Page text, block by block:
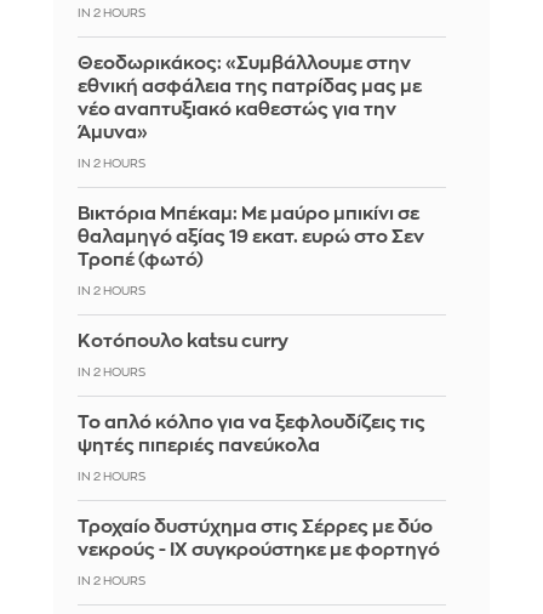
IN 2 HOURS
Θεοδωρικάκος: «Συμβάλλουμε στην
εθνική ασφάλεια της πατρίδας μας με
νέο αναπτυξιακό καθεστώς για την
Άμυνα»
IN 2 HOURS
Βικτόρια Μπέκαμ: Με μαύρο μπικίνι σε
θαλαμηγό αξίας 19 εκατ. ευρώ στο Σεν
Τροπέ (φωτό)
IN 2 HOURS
Κοτόπουλο katsu curry
IN 2 HOURS
Το απλό κόλπο για να ξεφλουδίζεις τις
ψητές πιπεριές πανεύκολα
IN 2 HOURS
Τροχαίο δυστύχημα στις Σέρρες με δύο
νεκρούς - ΙΧ συγκρούστηκε με φορτηγό
IN 2 HOURS